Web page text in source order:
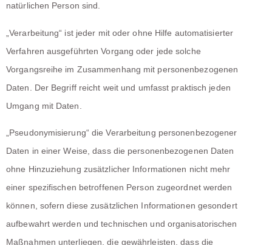
natürlichen Person sind.
„Verarbeitung“ ist jeder mit oder ohne Hilfe automatisierter
Verfahren ausgeführten Vorgang oder jede solche
Vorgangsreihe im Zusammenhang mit personenbezogenen
Daten. Der Begriff reicht weit und umfasst praktisch jeden
Umgang mit Daten.
„Pseudonymisierung“ die Verarbeitung personenbezogener
Daten in einer Weise, dass die personenbezogenen Daten
ohne Hinzuziehung zusätzlicher Informationen nicht mehr
einer spezifischen betroffenen Person zugeordnet werden
können, sofern diese zusätzlichen Informationen gesondert
aufbewahrt werden und technischen und organisatorischen
Maßnahmen unterliegen, die gewährleisten, dass die